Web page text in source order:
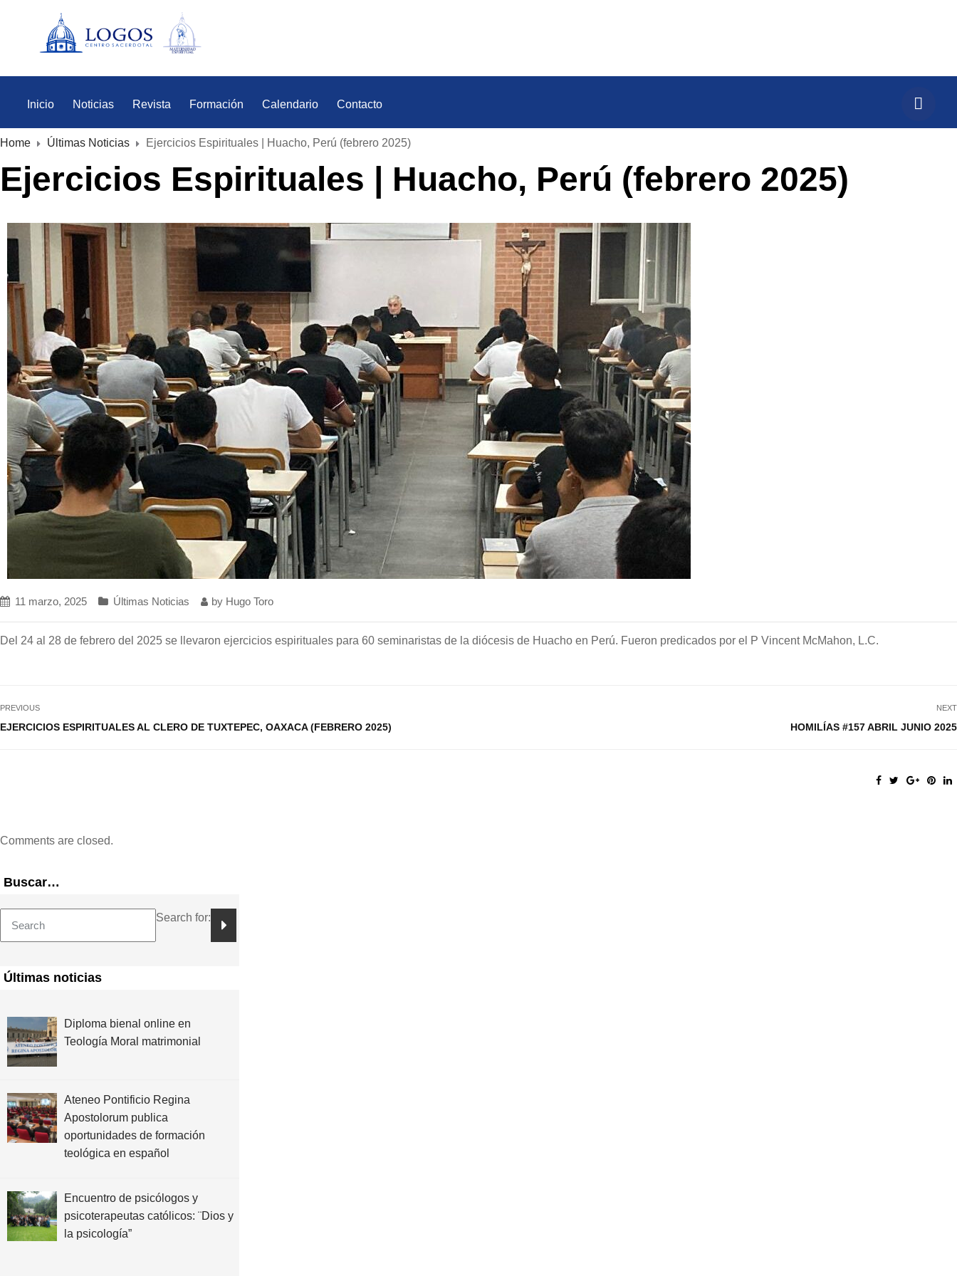
Inicio Noticias Revista Formación Calendario Contacto
Home Últimas Noticias Ejercicios Espirituales | Huacho, Perú (febrero 2025)
Ejercicios Espirituales | Huacho, Perú (febrero 2025)
11 marzo, 2025 Últimas Noticias by Hugo Toro
Del 24 al 28 de febrero del 2025 se llevaron ejercicios espirituales para 60 seminaristas de la diócesis de Huacho en Perú. Fueron predicados por el P Vincent McMahon, L.C.
PREVIOUS
EJERCICIOS ESPIRITUALES AL CLERO DE TUXTEPEC, OAXACA (FEBRERO 2025)
NEXT
HOMILÍAS #157 ABRIL JUNIO 2025
Comments are closed.
Buscar…
Search for:
Últimas noticias
Diploma bienal online en
Teología Moral matrimonial
Ateneo Pontificio Regina
Apostolorum publica
oportunidades de formación
teológica en español
Encuentro de psicólogos y
psicoterapeutas católicos: ¨Dios y
la psicología”